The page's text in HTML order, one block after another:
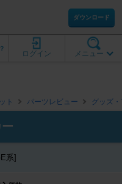
ダウンロード
メニュー
ログイン
ト パーツレビュー グッズ
系]